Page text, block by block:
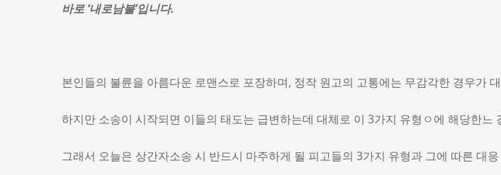
바로 ‘내로남불’입니다.
본인들의 불륜을 아름다운 로맨스로 포장하며, 정작 원고의 고통에는 무감각한 경우가
하지만 소송이 시작되면 이들의 태도는 급변하는데 대체로 이 3가지 유형ㅇ에 해당한느
그래서 오늘은 상간자소송 시 반드시 마주하게 될 피고들의 3가지 유형과 그에 따른 대